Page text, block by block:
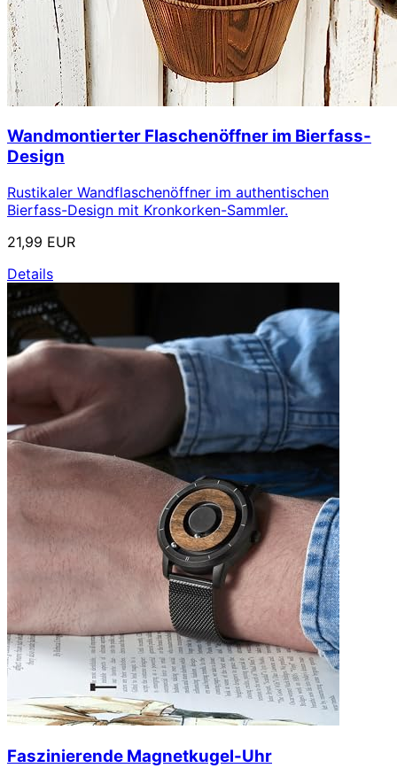
Wandmontierter Flaschenöffner im Bierfass-
Design
Rustikaler Wandflaschenöffner im authentischen
Bierfass-Design mit Kronkorken-Sammler.
21,99 EUR
Details
Faszinierende Magnetkugel-Uhr